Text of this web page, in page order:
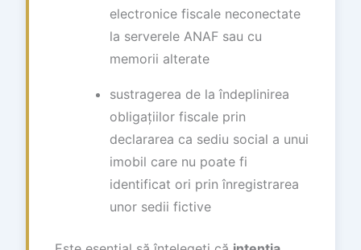
electronice fiscale neconectate
la serverele ANAF sau cu
memorii alterate
sustragerea de la îndeplinirea
obligațiilor fiscale prin
declararea ca sediu social a unui
imobil care nu poate fi
identificat ori prin înregistrarea
unor sedii fictive